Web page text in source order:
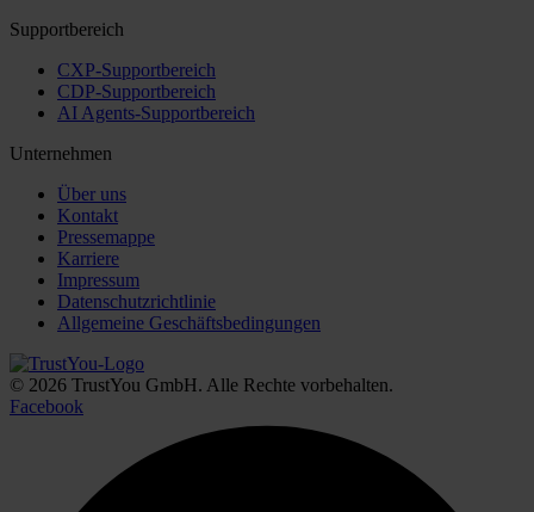
Supportbereich
CXP-Supportbereich
CDP-Supportbereich
AI Agents-Supportbereich
Unternehmen
Über uns
Kontakt
Pressemappe
Karriere
Impressum
Datenschutzrichtlinie
Allgemeine Geschäftsbedingungen
© 2026 TrustYou GmbH. Alle Rechte vorbehalten.
Facebook